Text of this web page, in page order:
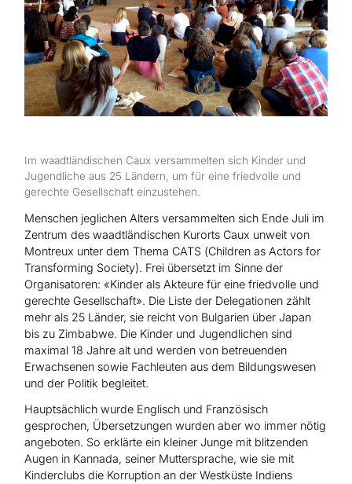
Im waadtländischen Caux versammelten sich Kinder und
Jugendliche aus 25 Ländern, um für eine friedvolle und
gerechte Gesellschaft einzustehen.
Menschen jeglichen Alters versammelten sich Ende Juli im
Zentrum des waadtländischen Kurorts Caux unweit von
Montreux unter dem Thema CATS (Children as Actors for
Transforming Society). Frei übersetzt im Sinne der
Organisatoren: «Kinder als Akteure für eine friedvolle und
gerechte Gesellschaft». Die Liste der Delegationen zählt
mehr als 25 Länder, sie reicht von Bulgarien über Japan
bis zu Zimbabwe. Die Kinder und Jugendlichen sind
maximal 18 Jahre alt und werden von betreuenden
Erwachsenen sowie Fachleuten aus dem Bildungswesen
und der Politik begleitet.
Hauptsächlich wurde Englisch und Französisch
gesprochen, Übersetzungen wurden aber wo immer nötig
angeboten. So erklärte ein kleiner Junge mit blitzenden
Augen in Kannada, seiner Muttersprache, wie sie mit
Kinderclubs die Korruption an der Westküste Indiens